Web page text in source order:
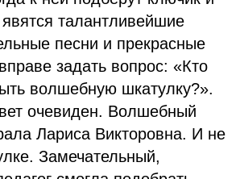
талантливейшие
песни и прекрасные
задать вопрос: «Кто
волшебную шкатулку?».
очевиден. Волшебный
Лариса Викторовна. И не
Замечательный,